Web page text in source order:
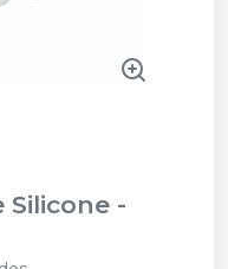
Silicone -